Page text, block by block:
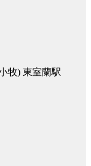
牧) 東室蘭駅